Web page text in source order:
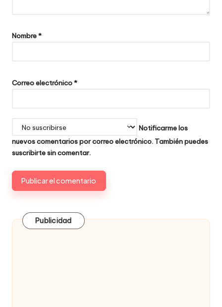
Nombre*
Correo electrónico*
Notificarme los
nuevos comentarios por correo electrónico. También puedes
suscribirtesin comentar.
Publicidad